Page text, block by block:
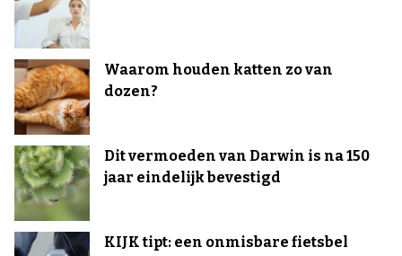
Waarom houden katten zo van
dozen?
Dit vermoeden van Darwin is na 150
jaar eindelijk bevestigd
KIJK tipt: een onmisbare fietsbel